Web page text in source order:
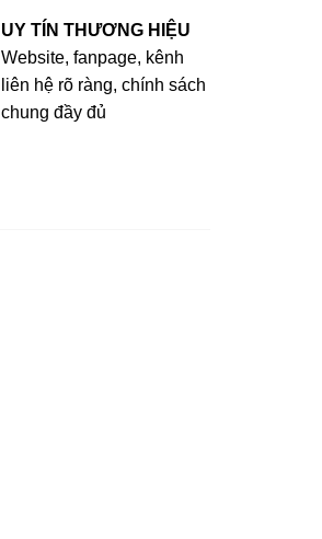
UY TÍN THƯƠNG HIỆU
Website, fanpage, kênh
liên hệ rõ ràng, chính sách
chung đầy đủ